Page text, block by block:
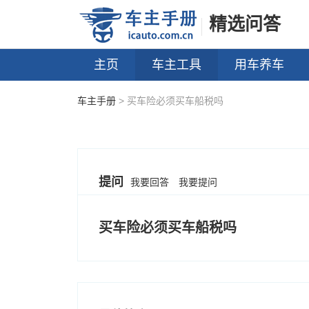
精选问答
主页 车主工具 用车养车
车主手册 > 买车险必须买车船税吗
提问 我要回答 我要提问
买车险必须买车船税吗